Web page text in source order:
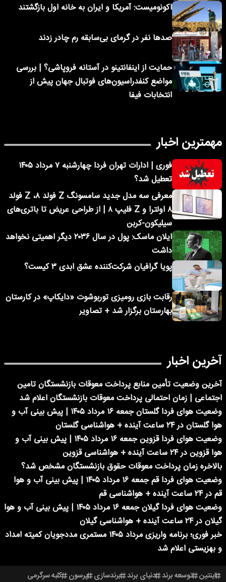
اکونومیست: آمریکا و ایران به خانه اول بازگشتند
صدها نفر در گرمای بی‌سابقه رم چادر زدند
حمایت از اینفانتینو در آستانه فروپاشی؟ | بررسی
مواضع کنفدراسیون‌های فوتبال جهان پیش از
انتخابات فیفا
مهمترین اخبار
فوری | ادارات تهران فردا چهارشنبه ۷ مرداد ۱۴۰۵
تعطیل شد؟
معرفی سه مدل جدید سامسونگ Z فولد ۸، Z فولد
۸ اولترا و Z فلیپ ۸ | از طراحی عریض تا باتری‌های
سیلیکون-کربن
ایلان ماسک: پول در سال ۲۰۳۶ دیگر اهمیتی نخواهد
داشت
پویا گرافیان شرکت‌کننده عشق ابدی ۳ کیست؟
رقابت بازی رومیزی توربوشوت «دایکاپ» در کارستان
بهارستان برگزار شد + تصاویر
آخرین اخبار
آخرین وضعیت تأمین منابع پرداخت معوقات بازنشستگان تامین
اجتماعی | زمان احتمالی پرداخت معوقات بازنشستگان اعلام شد
وضعیت هوای فردا گلستان جمعه ۱۶ مرداد ۱۴۰۵ | پیش بینی آب و
هوا گلستان در ۲۴ ساعت آینده + هواشناسی گلستان
وضعیت هوای فردا قزوین جمعه ۱۶ مرداد ۱۴۰۵ | پیش بینی آب و
هوا قزوین در ۲۴ ساعت آینده + هواشناسی قزوین
بالاخره زمان پرداخت معوقات حقوق بازنشستگان مشخص شد؟
وضعیت هوای فردا قم جمعه ۱۶ مرداد ۱۴۰۵ | پیش بینی آب و هوا
قم در ۲۴ ساعت آینده + هواشناسی قم
وضعیت هوای فردا گیلان جمعه ۱۶ مرداد ۱۴۰۵ | پیش بینی آب و هوا
گیلان در ۲۴ ساعت آینده + هواشناسی گیلان
خبر فوری؛ برنامه واریزی مرداد ۱۴۰۵ مستمری مددجویان کمیته امداد
و بهزیستی اعلام شد
اینتین توسعه برند دنیای برند برندسازی پرسون کلبه سرگرمی